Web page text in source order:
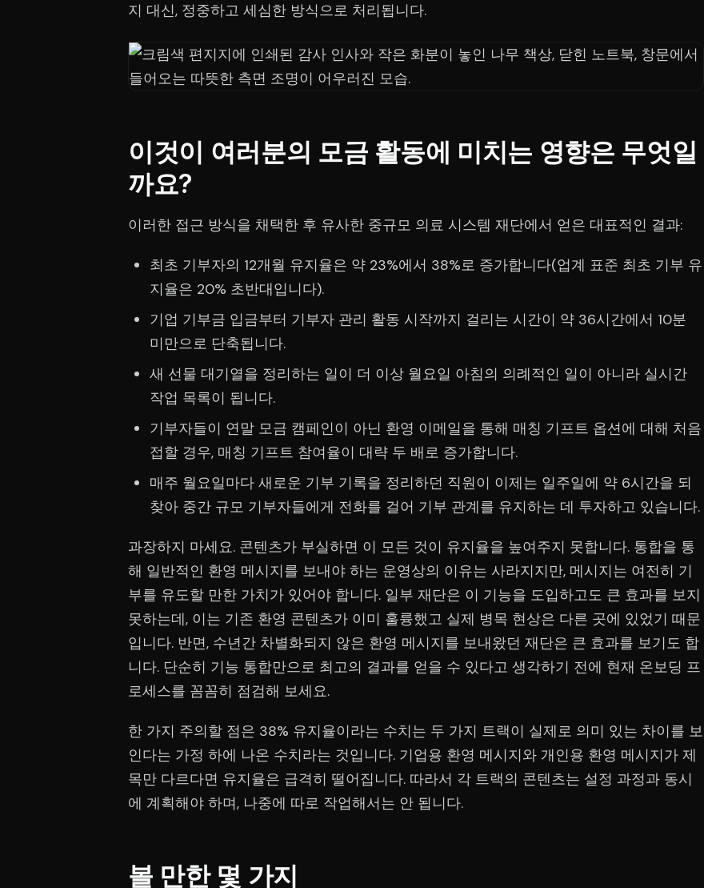
지 대신, 정중하고 세심한 방식으로 처리됩니다.
이것이 여러분의 모금 활동에 미치는 영향은 무엇일
까요?
이러한 접근 방식을 채택한 후 유사한 중규모 의료 시스템 재단에서 얻은 대표적인 결과:
최초 기부자의 12개월 유지율은 약 23%에서 38%로 증가합니다(업계 표준 최초 기부 유
지율은 20% 초반대입니다).
기업 기부금 입금부터 기부자 관리 활동 시작까지 걸리는 시간이 약 36시간에서 10분
미만으로 단축됩니다.
새 선물 대기열을 정리하는 일이 더 이상 월요일 아침의 의례적인 일이 아니라 실시간
작업 목록이 됩니다.
기부자들이 연말 모금 캠페인이 아닌 환영 이메일을 통해 매칭 기프트 옵션에 대해 처음
접할 경우, 매칭 기프트 참여율이 대략 두 배로 증가합니다.
매주 월요일마다 새로운 기부 기록을 정리하던 직원이 이제는 일주일에 약 6시간을 되
찾아 중간 규모 기부자들에게 전화를 걸어 기부 관계를 유지하는 데 투자하고 있습니다.
과장하지 마세요. 콘텐츠가 부실하면 이 모든 것이 유지율을 높여주지 못합니다. 통합을 통
해 일반적인 환영 메시지를 보내야 하는 운영상의 이유는 사라지지만, 메시지는 여전히 기
부를 유도할 만한 가치가 있어야 합니다. 일부 재단은 이 기능을 도입하고도 큰 효과를 보지
못하는데, 이는 기존 환영 콘텐츠가 이미 훌륭했고 실제 병목 현상은 다른 곳에 있었기 때문
입니다. 반면, 수년간 차별화되지 않은 환영 메시지를 보내왔던 재단은 큰 효과를 보기도 합
니다. 단순히 기능 통합만으로 최고의 결과를 얻을 수 있다고 생각하기 전에 현재 온보딩 프
로세스를 꼼꼼히 점검해 보세요.
한 가지 주의할 점은 38% 유지율이라는 수치는 두 가지 트랙이 실제로 의미 있는 차이를 보
인다는 가정 하에 나온 수치라는 것입니다. 기업용 환영 메시지와 개인용 환영 메시지가 제
목만 다르다면 유지율은 급격히 떨어집니다. 따라서 각 트랙의 콘텐츠는 설정 과정과 동시
에 계획해야 하며, 나중에 따로 작업해서는 안 됩니다.
볼 만한 몇 가지